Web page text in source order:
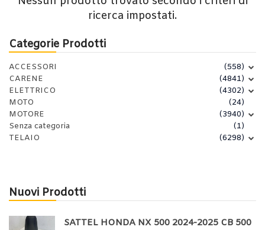
Categorie Prodotti
ACCESSORI
(558)
CARENE
(4841)
ELETTRICO
(4302)
MOTO
(24)
MOTORE
(3940)
Senza categoria
(1)
TELAIO
(6298)
Nuovi Prodotti
SATTEL HONDA NX 500 2024-2025 CB 500
ricerca impostati.